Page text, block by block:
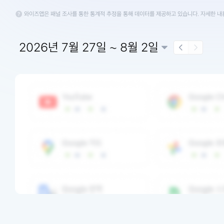
와이즈앱은 패널 조사를 통한 통계적 추정을 통해 데이터를 제공하고 있습니다. 자세한
2026년 7월 27일 ~ 8월 2일